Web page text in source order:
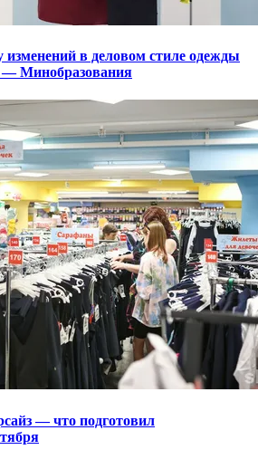
изменений в деловом стиле одежды
— Минобразования
— что подготовил